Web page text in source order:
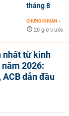
tháng 8
CHỨNG KHOÁN -
20 giờ trước
nhất từ kinh
2026:
dẫn đầu